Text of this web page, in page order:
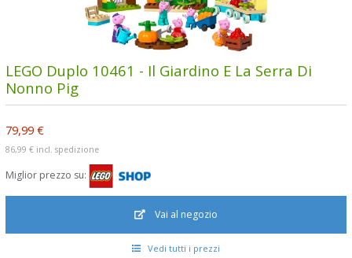
LEGO Duplo 10461 - Il Giardino E La Serra Di
Nonno Pig
79,99 €
86,99 € incl. spedizione
Miglior prezzo su:
Vai al negozio
Vedi tutti i prezzi